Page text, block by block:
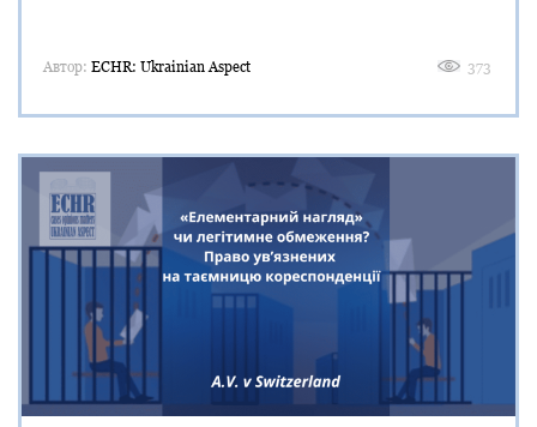
Автор: ECHR: Ukrainian Aspect 373